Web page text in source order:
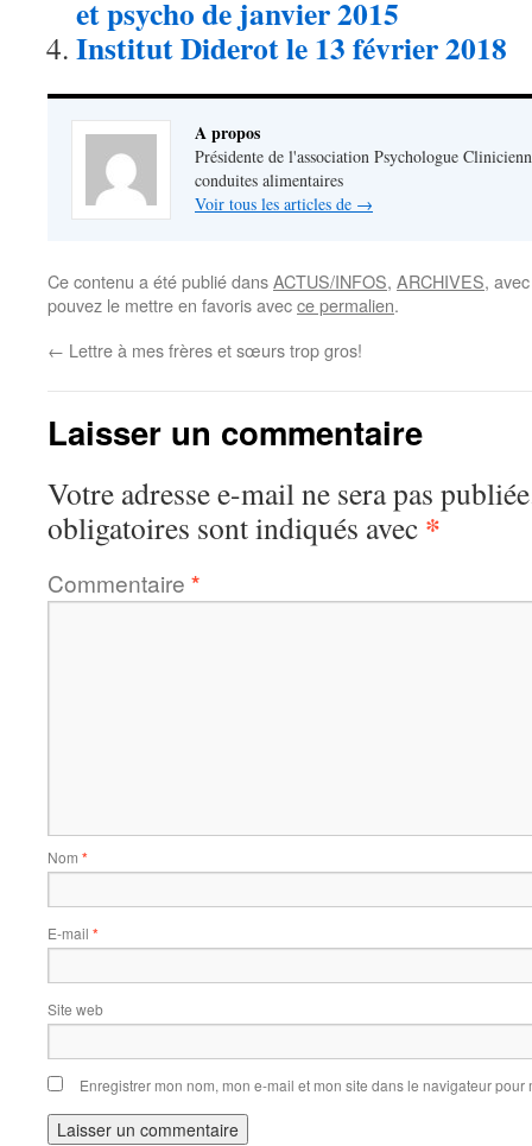
et psycho de janvier 2015
Institut Diderot le 13 février 2018
A propos
Présidente de l'association Psychologue
conduites alimentaires
Voir tous les articles de →
Ce contenu a été publié dansACTUS/INFOS, ARCHIVES,
pouvez le mettre en favoris avecce permalien.
← Lettre à mes frères et sœurs trop gros!
Laisser un commentaire
Votre adresse e-mail ne sera pas
obligatoires sont indiqués avec *
Commentaire *
Nom *
E-mail *
Site web
Enregistrer mon nom, mon e-mail et mon site dans le navigateur